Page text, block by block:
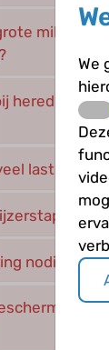
milt en
hereditaire
last van HS?
nodig bij
We